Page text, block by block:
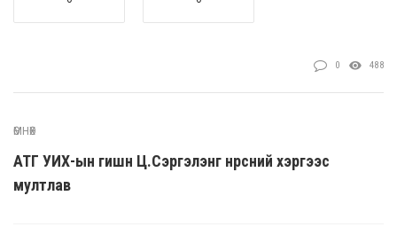
0 488
ӨМНӨХ
АТГ УИХ-ын гишүүн Ц.Сэргэлэнг нүүрсний хэргээс
мултлав